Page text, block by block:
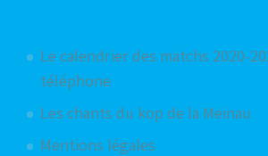
Le calendrier des matchs 2020-
téléphone
Les chants du kop de la Meinau
Mentions légales